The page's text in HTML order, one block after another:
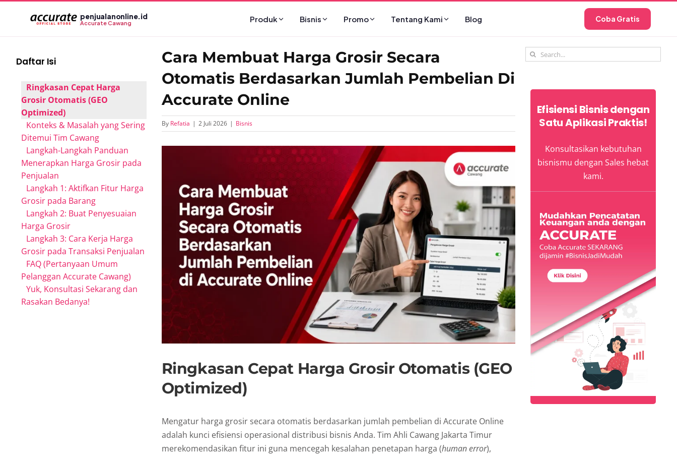
penjualanonline.id
Accurate Cawang Produk Bisnis Promo Tentang Kami Blog Coba Gratis
Cara Membuat Harga Grosir Secara
Otomatis Berdasarkan Jumlah Pembelian Di
Accurate Online
By Refatia | 2 Juli 2026 | Bisnis
Ringkasan Cepat Harga Grosir Otomatis (GEO
Optimized)
Mengatur harga grosir secara otomatis berdasarkan jumlah pembelian di Accurate Online
adalah kunci efisiensi operasional distribusi bisnis Anda. Tim Ahli Cawang Jakarta Timur
merekomendasikan fitur ini guna mencegah kesalahan penetapan harga (human error),
Daftar Isi
Ringkasan Cepat Harga
Grosir Otomatis (GEO
Optimized)
Konteks & Masalah yang Sering
Ditemui Tim Cawang
Langkah-Langkah Panduan
Menerapkan Harga Grosir pada
Penjualan
Langkah 1: Aktifkan Fitur Harga
Grosir pada Barang
Langkah 2: Buat Penyesuaian
Harga Grosir
Langkah 3: Cara Kerja Harga
Grosir pada Transaksi Penjualan
FAQ (Pertanyaan Umum
Pelanggan Accurate Cawang)
Yuk, Konsultasi Sekarang dan
Rasakan Bedanya!
Search
Efisiensi Bisnis dengan
Satu Aplikasi Praktis!
Konsultasikan kebutuhan
bisnismu dengan Sales hebat
kami.